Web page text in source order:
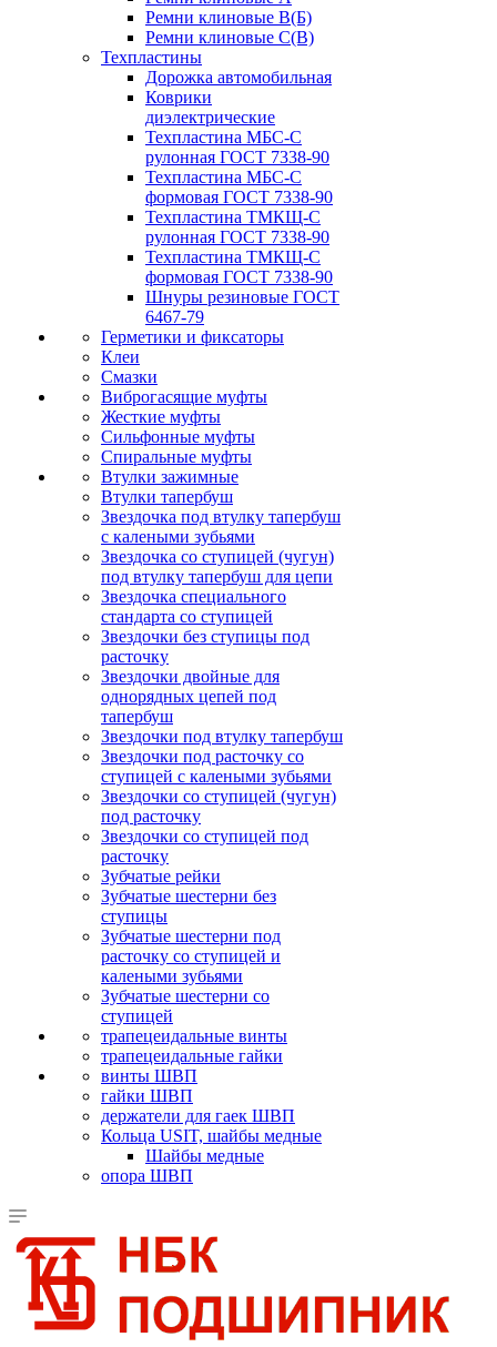
Ремни клиновые В(Б)
Ремни клиновые С(В)
Техпластины
Дорожка автомобильная
Коврики
диэлектрические
Техпластина МБС-С
рулонная ГОСТ 7338-90
Техпластина МБС-С
формовая ГОСТ 7338-90
Техпластина ТМКЩ-С
рулонная ГОСТ 7338-90
Техпластина ТМКЩ-С
формовая ГОСТ 7338-90
Шнуры резиновые ГОСТ
6467-79
Герметики и фиксаторы
Клеи
Смазки
Виброгасящие муфты
Жесткие муфты
Сильфонные муфты
Спиральные муфты
Втулки зажимные
Втулки тапербуш
Звездочка под втулку тапербуш
c калеными зубьями
Звездочка со ступицей (чугун)
под втулку тапербуш для цепи
Звездочка специального
стандарта со ступицей
Звездочки без ступицы под
расточку
Звездочки двойные для
однорядных цепей под
тапербуш
Звездочки под втулку тапербуш
Звездочки под расточку со
ступицей с калеными зубьями
Звездочки со ступицей (чугун)
под расточку
Звездочки со ступицей под
расточку
Зубчатые рейки
Зубчатые шестерни без
ступицы
Зубчатые шестерни под
расточку со ступицей и
калеными зубьями
Зубчатые шестерни со
ступицей
трапецеидальные винты
трапецеидальные гайки
винты ШВП
гайки ШВП
держатели для гаек ШВП
Кольца USIT, шайбы медные
Шайбы медные
опора ШВП